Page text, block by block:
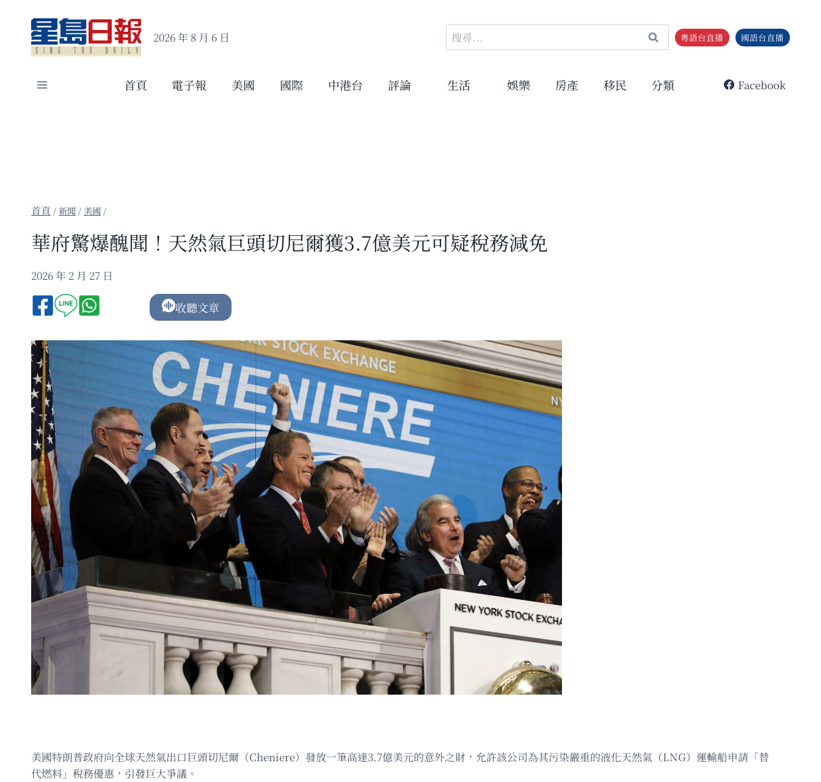
content
2026 年 8 月 6 日
搜
尋
鍵
粵語台直播 國語台直播
首頁 電子報 美國 國際 中港台 評論 生活 娛樂 房產 移民 分類 Facebook
/新聞 / 美國 /
華府驚爆醜聞！天然氣巨頭切尼爾獲3.7億美元可疑稅務減免
2026 年 2 月 27 日
收聽文章
美國特朗普政府向全球天然氣出口巨頭切尼爾（Cheniere）發放一筆高達3.7億美元的意外之財，允許該公司為其污染嚴重的液化天然氣（LNG）運輸船申請「替
代燃料」稅務優惠，引發巨大爭議。